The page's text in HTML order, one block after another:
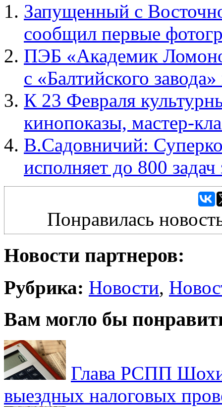
Запущенный с
сообщил первые
ПЭБ «Академик
с «Балтийского
К 23 Февраля
кинопоказы, мастер-
В.Садовничий:
исполняет до 800 задач
Понравилась
Новости партнеров:
Рубрика: Новости,
Вам могло бы
Глава РСПП
выездных налоговых